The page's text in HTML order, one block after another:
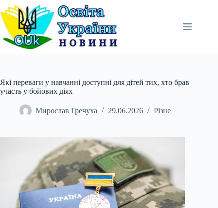
Перейти
до
вмісту
Які переваги у навчанні доступні для дітей тих, хто брав
участь у бойових діях
Мирослав Гречуха 29.06.2026 Різне